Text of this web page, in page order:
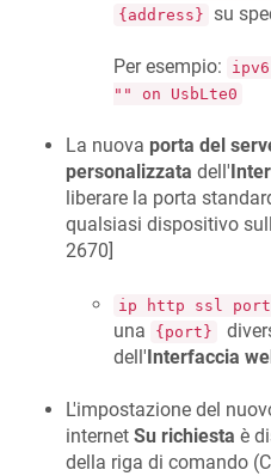
{address} su
Per esempio:
"" on UsbLte0
La nuova porta del
personalizzata dell'
liberare la porta
qualsiasi dispositivo
2670]
ip http ssl
una
{port}
dell'Interfaccia
L'impostazione del
internet Su richiesta è
della riga di comando